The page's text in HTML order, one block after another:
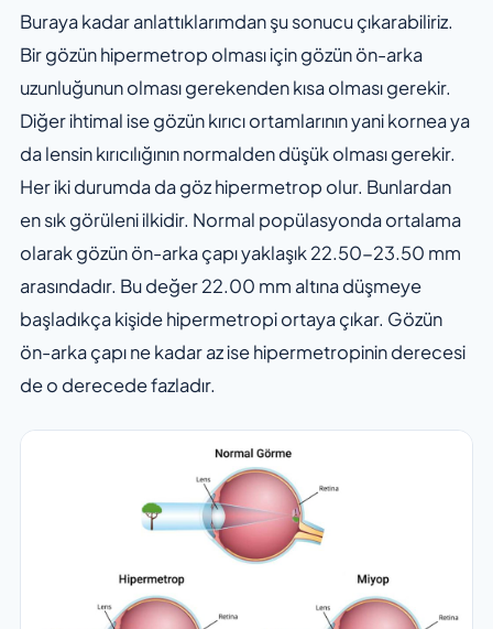
Buraya kadar anlattıklarımdan şu sonucu çıkarabiliriz.
Bir gözün hipermetrop olması için gözün ön-arka
uzunluğunun olması gerekenden kısa olması gerekir.
Diğer ihtimal ise gözün kırıcı ortamlarının yani kornea ya
da lensin kırıcılığının normalden düşük olması gerekir.
Her iki durumda da göz hipermetrop olur. Bunlardan
en sık görüleni ilkidir. Normal popülasyonda ortalama
olarak gözün ön-arka çapı yaklaşık 22.50-23.50 mm
arasındadır. Bu değer 22.00 mm altına düşmeye
başladıkça kişide hipermetropi ortaya çıkar. Gözün
ön-arka çapı ne kadar az ise hipermetropinin derecesi
de o derecede fazladır.